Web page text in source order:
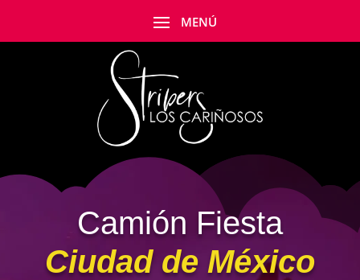
Camión Fiesta
Ciudad de México